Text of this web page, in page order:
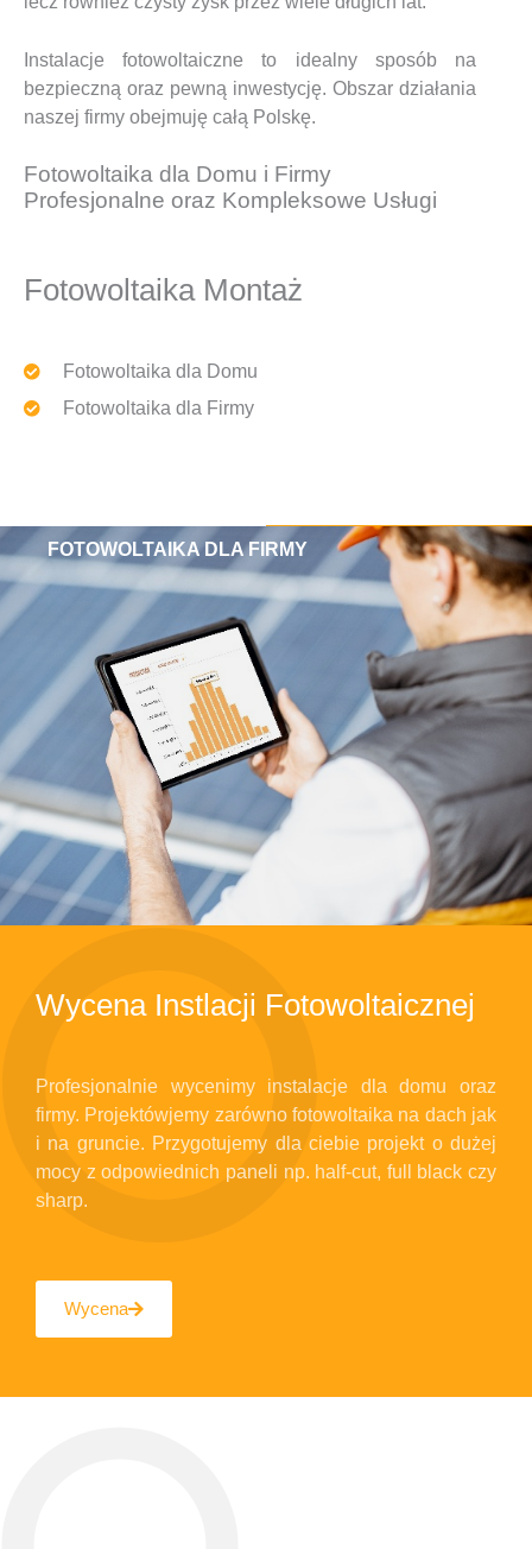
Instalacje fotowoltaiczne to idealny sposób na
bezpieczną oraz pewną inwestycję. Obszar działania
naszej firmy obejmuję całą Polskę.
Fotowoltaika dla Domu i Firmy
Profesjonalne oraz Kompleksowe Usługi
Fotowoltaika Montaż
Fotowoltaika dla Domu
Fotowoltaika dla Firmy
Wycena Instlacji Fotowoltaicznej
Profesjonalnie wycenimy instalacje dla domu oraz
firmy. Projektówjemy zarówno fotowoltaika na dach jak
i na gruncie. Przygotujemy dla ciebie projekt o dużej
mocy z odpowiednich paneli np. half-cut, full black czy
sharp.
Wycena
FOTOWOLTAIKA DLA FIRMY